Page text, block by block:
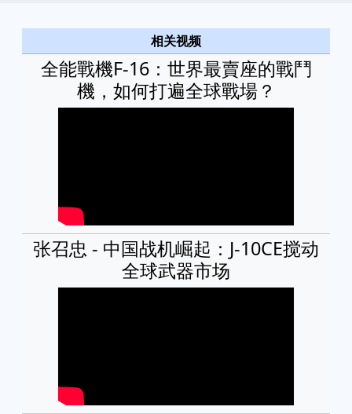
相关视频
全能戰機F-16：世界最賣座的戰鬥
機，如何打遍全球戰場？
张召忠 - 中国战机崛起：J-10CE搅动
全球武器市场